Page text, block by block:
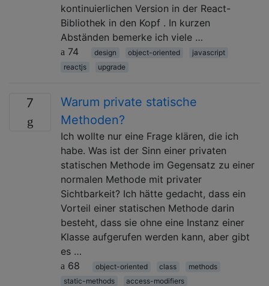
kontinuierlichen Version in der React-
Bibliothek in den Kopf . In kurzen
Abständen bemerke ich viele …
74
design object-oriented
javascript
reactjs
upgrade
7
Warum private statische
Methoden?
Ich wollte nur eine Frage klären, die ich
habe. Was ist der Sinn einer privaten
statischen Methode im Gegensatz zu einer
normalen Methode mit privater
Sichtbarkeit? Ich hätte gedacht, dass ein
Vorteil einer statischen Methode darin
besteht, dass sie ohne eine Instanz einer
Klasse aufgerufen werden kann, aber gibt
es …
68
object-oriented class
methods
static-methods
access-modifiers